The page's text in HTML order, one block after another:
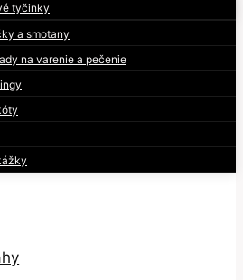
tyčinky
a smotany
na varenie a pečenie